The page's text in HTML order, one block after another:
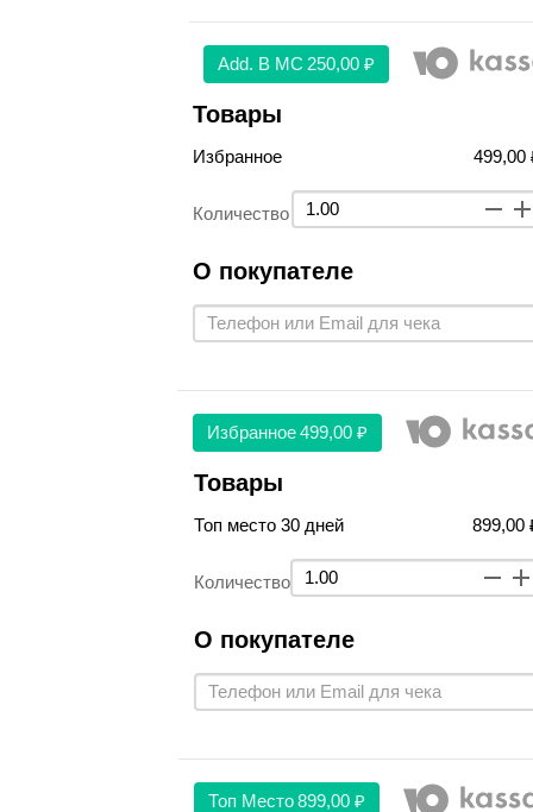
Аdd. В МС 250,00 ₽
Товары
Избранное 499,00
Количество
О покупателе
Избранное 499,00 ₽
Товары
Топ место 30 дней 899,00
Количество
О покупателе
Топ Место 899,00 ₽